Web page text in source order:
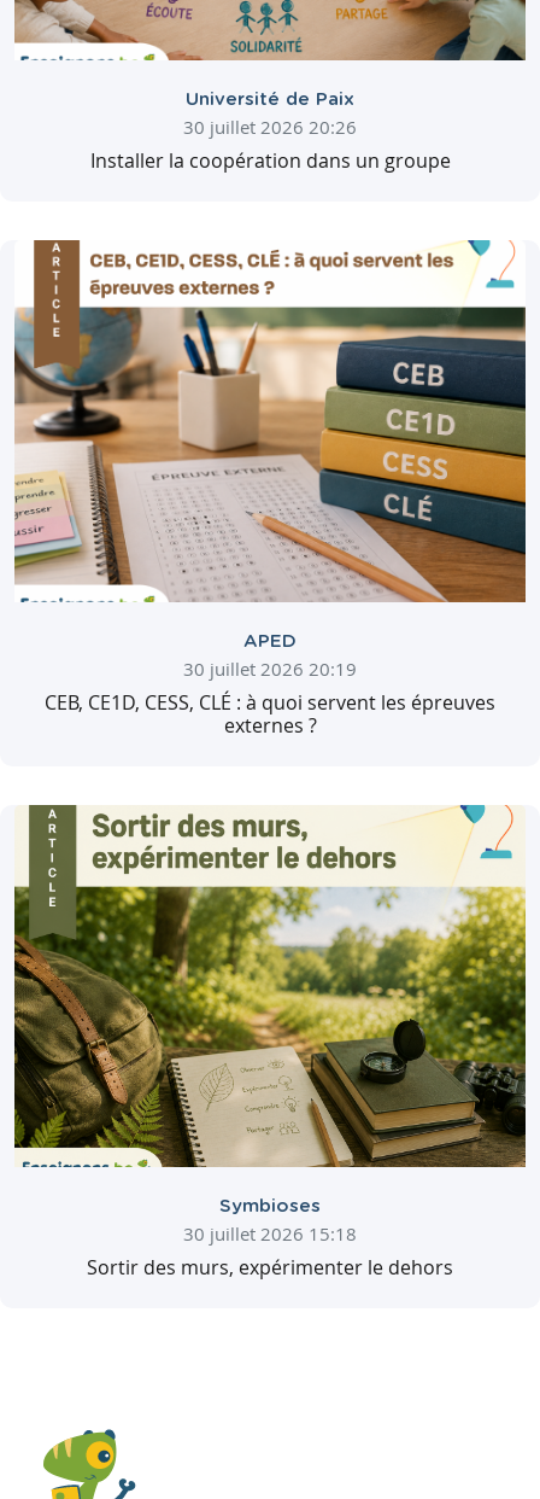
Université de Paix
30 juillet 2026 20:26
Installer la coopération dans un groupe
APED
30 juillet 2026 20:19
CEB, CE1D, CESS, CLÉ : à quoi servent les épreuves
externes ?
Symbioses
30 juillet 2026 15:18
Sortir des murs, expérimenter le dehors